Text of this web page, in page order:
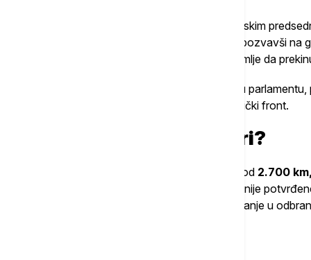
Premijer Šehbaz Šarif razgovarao je s iranskim
izraelski napad kao kršenje suvereniteta i pozvavši
Pakistana Iranu i pozvao muslimanske zemlje da
Ministar odbrane Asif podržao je taj stav u
da hitno sazove sastanak i formira zajednički front.
Nuklearni arsenal u igri?
s dometom od 2.700 km,
veruju da je u potpunosti operativna. Iako nije
Pakistan želi da pokaže nuklearno odvraćanje u